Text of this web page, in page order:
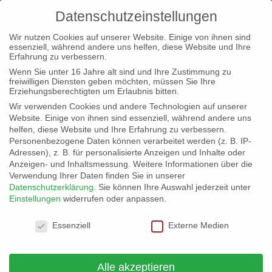
« Alle Veranstaltungen
Diese Veranstaltung hat bereits stattgefunden.
Marsch für das Leben in Berlin
und Köln
21. September 2024
Datenschutzeinstellungen
Wir nutzen Cookies auf unserer Website. Einige von ihnen sind
essenziell, während andere uns helfen, diese Website und Ihre
Erfahrung zu verbessern.
Wenn Sie unter 16 Jahre alt sind und Ihre Zustimmung zu
freiwilligen Diensten geben möchten, müssen Sie Ihre
Erziehungsberechtigten um Erlaubnis bitten.
Wir verwenden Cookies und andere Technologien auf unserer
Website. Einige von ihnen sind essenziell, während andere uns
helfen, diese Website und Ihre Erfahrung zu verbessern.
Personenbezogene Daten können verarbeitet werden (z. B. IP-
Adressen), z. B. für personalisierte Anzeigen und Inhalte oder
Anzeigen- und Inhaltsmessung. Weitere Informationen über die
Verwendung Ihrer Daten finden Sie in unserer
Datenschutzerklärung
Sie können Ihre Auswahl jederzeit unter
Einstellungen widerrufen oder anpassen.
Essenziell
Externe Medien
Alle akzeptieren